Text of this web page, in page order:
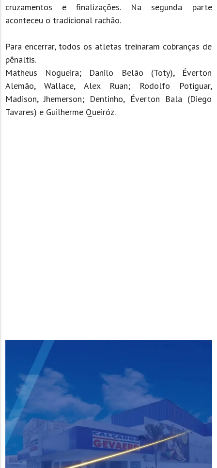
cruzamentos e finalizações. Na segunda parte
aconteceu o tradicional rachão.
Para encerrar, todos os atletas treinaram cobranças de
pênaltis.
Matheus Nogueira; Danilo Belão (Toty), Éverton
Alemão, Wallace, Alex Ruan; Rodolfo Potiguar,
Madison, Jhemerson; Dentinho, Éverton Bala (Diego
Tavares) e Guilherme Queiróz.